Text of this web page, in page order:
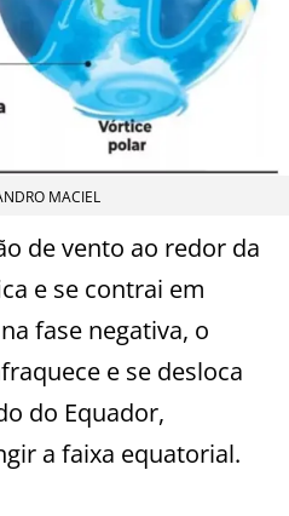
MACIEL
de vento ao redor da
e se contrai em
fase negativa, o
e se desloca
do Equador,
a faixa equatorial.